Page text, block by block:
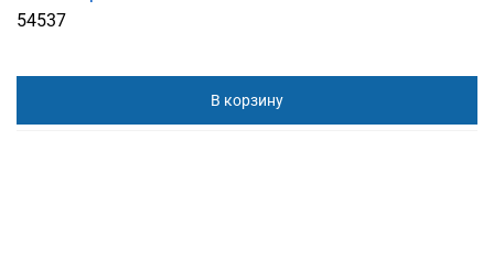
54537
В корзину